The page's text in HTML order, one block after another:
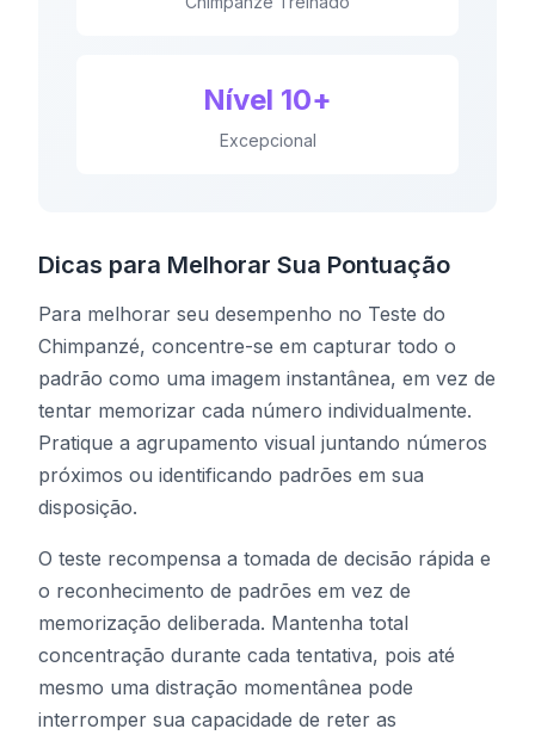
Nível 10+
Excepcional
Dicas para Melhorar Sua Pontuação
Para melhorar seu desempenho no Teste do
Chimpanzé, concentre-se em capturar todo o
padrão como uma imagem instantânea, em vez de
tentar memorizar cada número individualmente.
Pratique a agrupamento visual juntando números
próximos ou identificando padrões em sua
disposição.
O teste recompensa a tomada de decisão rápida e
o reconhecimento de padrões em vez de
memorização deliberada. Mantenha total
concentração durante cada tentativa, pois até
mesmo uma distração momentânea pode
interromper sua capacidade de reter as